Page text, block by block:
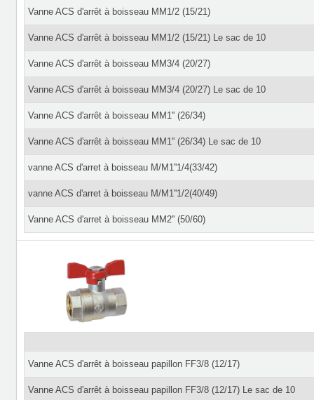
Vanne ACS d'arrêt à boisseau MM1/2 (15/21)
Vanne ACS d'arrêt à boisseau MM1/2 (15/21) Le sac de 10
Vanne ACS d'arrêt à boisseau MM3/4 (20/27)
Vanne ACS d'arrêt à boisseau MM3/4 (20/27) Le sac de 10
Vanne ACS d'arrêt à boisseau MM1'' (26/34)
Vanne ACS d'arrêt à boisseau MM1'' (26/34) Le sac de 10
vanne ACS d'arret à boisseau M/M1''1/4(33/42)
vanne ACS d'arret à boisseau M/M1''1/2(40/49)
Vanne ACS d'arret à boisseau MM2'' (50/60)
Vanne ACS d'arrêt à boisseau papillon FF3/8 (12/17)
Vanne ACS d'arrêt à boisseau papillon FF3/8 (12/17) Le sac de 10